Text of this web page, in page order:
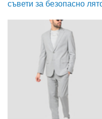
съвети за безопасно